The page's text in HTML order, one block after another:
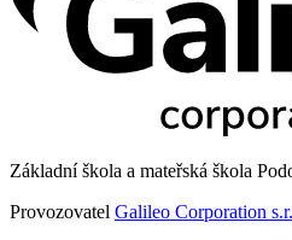
Základní škola a mateřská škola
Provozovatel Galileo Corporation